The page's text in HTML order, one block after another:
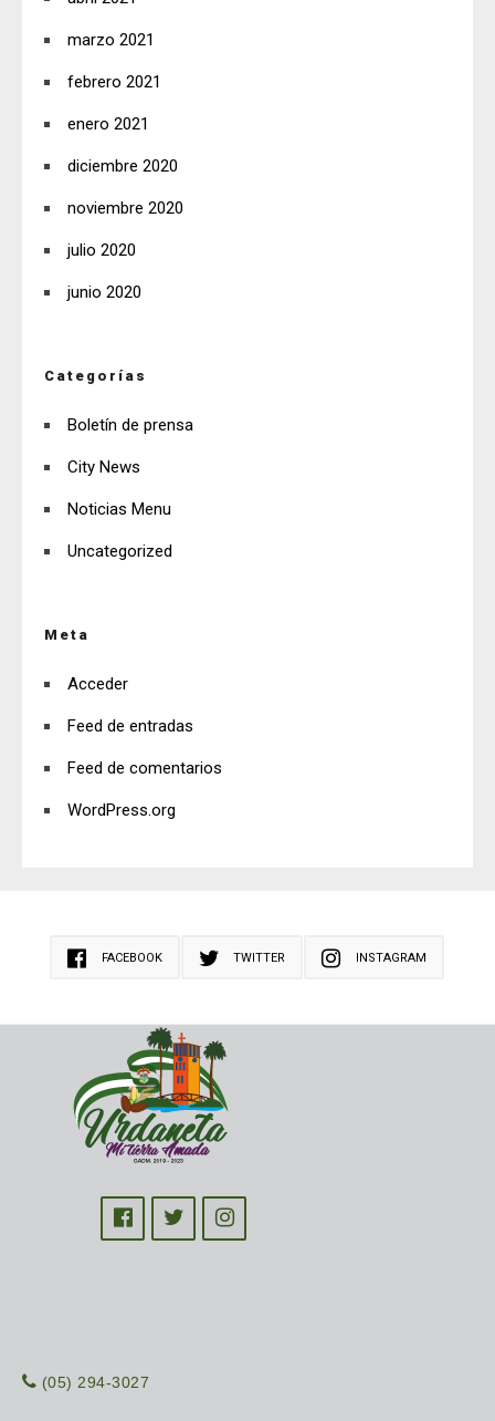
marzo 2021
febrero 2021
enero 2021
diciembre 2020
noviembre 2020
julio 2020
junio 2020
Categorías
Boletín de prensa
City News
Noticias Menu
Uncategorized
Meta
Acceder
Feed de entradas
Feed de comentarios
WordPress.org
FACEBOOK TWITTER INSTAGRAM
(05) 294-3027